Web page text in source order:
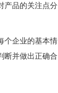
产品的关注点分
个企业的基本情
断并做出正确合